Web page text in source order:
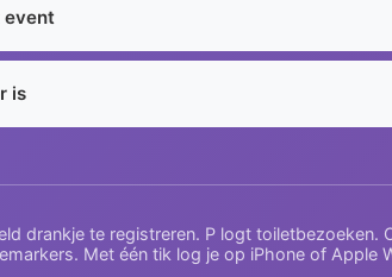
event
is
drankje te registreren. P logt toiletbezoeken.
Met één tik log je op iPhone of Apple